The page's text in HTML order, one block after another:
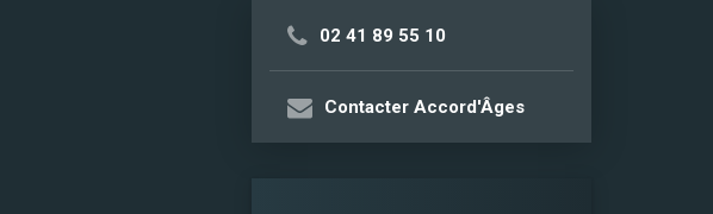
02 41 89 55 10
Contacter Accord'Âges